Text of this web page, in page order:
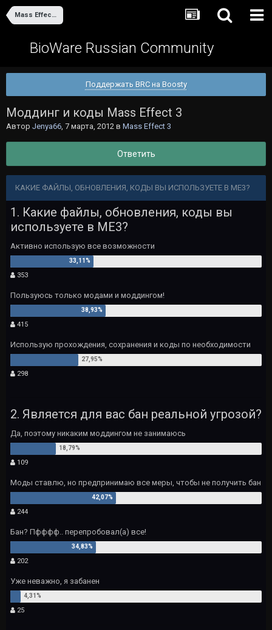
Mass Effect 3
BioWare Russian Community
Поддержать BRC на Boosty
Моддинг и коды Mass Effect 3
Автор Jenya66, 7 марта, 2012 в Mass Effect 3
Ответить
КАКИЕ ФАЙЛЫ, ОБНОВЛЕНИЯ, КОДЫ ВЫ ИСПОЛЬЗУЕТЕ В ME3?
1. Какие файлы, обновления, коды вы
используете в ME3?
Активно использую все возможности
353
Пользуюсь только модами и моддингом!
415
Использую прохождения, сохранения и коды по необходимости
298
2. Является для вас бан реальной угрозой?
Да, поэтому никаким моддингом не занимаюсь
109
Моды ставлю, но предпринимаю все меры, чтобы не получить бан
244
Бан? Пфффф.. перепробовал(а) все!
202
Уже неважно, я забанен
25